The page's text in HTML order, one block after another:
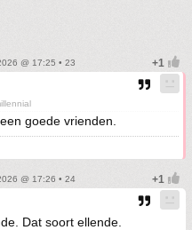
@ 17:25 • 23
goede vrienden.
@ 17:26 • 24
Dat soort ellende.